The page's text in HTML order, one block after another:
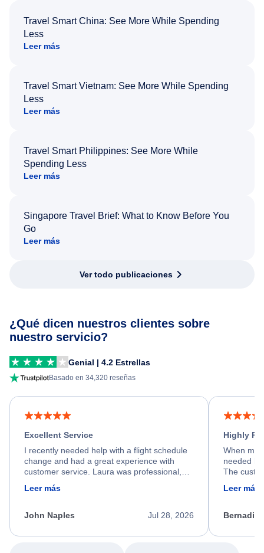
Travel Smart China: See More While Spending
Less
Leer más
Travel Smart Vietnam: See More While Spending
Less
Leer más
Travel Smart Philippines: See More While
Spending Less
Leer más
Singapore Travel Brief: What to Know Before You
Go
Leer más
Ver todo publicaciones
¿Qué dicen nuestros clientes sobre
nuestro servicio?
Genial | 4.2 Estrellas
Basado en 34,320 reseñas
Excellent Service
I recently needed help with a flight schedule
change and had a great experience with
customer service. Laura was professional,
friendly, and very helpful throughout the
process. She quickly found a solution and
appreciate her excellent service.
Leer más
Jul 28, 2026
John Naples
Highly
When my
needed
The
calm,
my issue.
Leer más